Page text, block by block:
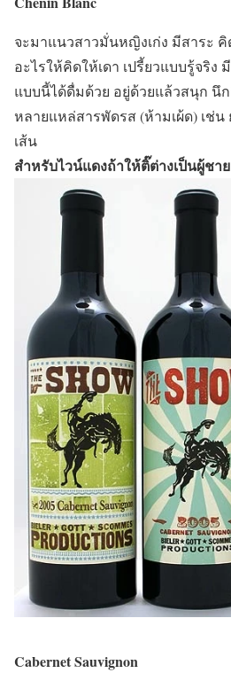
จะมาแนวสาวมั่นหญิงเก่ง มีสาระ คิ
อะไรให้คิดให้เดา เปรี้ยวแบบรู้จริง
แบบนี้ได้ดื่มด้วย อยู่ด้วยแล้วสนุก นึ
หลายแหล่สารพัดรส (ห้ามเผ้ด) เช่
เส้น
สำหรับไวน์แดงถ้าให้ติ๊ต่างเป็นผู้ชาย
Cabernet Sauvignon